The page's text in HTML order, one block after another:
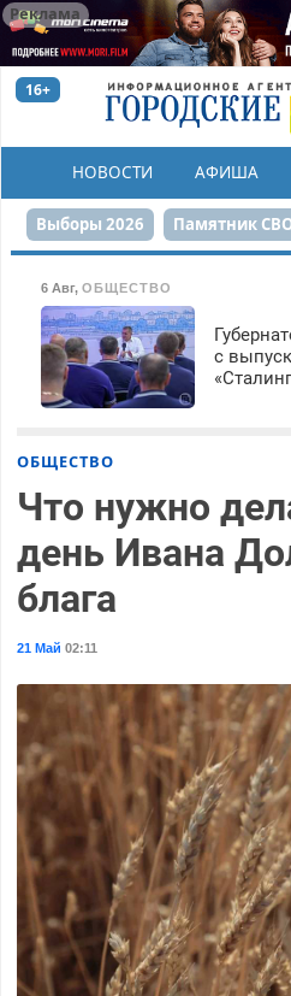
Реклама
16+
НОВОСТИ АФИША
КОНКУРСЫ
Выборы 2026 Памятник
Реконструкция ЦПКиО
80-летие Победы
6 Авг, ОБЩЕСТВО
с
ОБЩЕСТВО
Что нужно
день Ивана
блага
21 Май 02:11